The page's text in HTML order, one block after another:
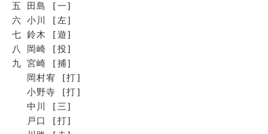
五 田島 [一]
六 小川 [左]
七 鈴木 [遊]
八 岡崎 [投]
九 宮崎 [捕]
岡村宥 [打]
小野寺 [打]
中川 [三]
戸口 [打]